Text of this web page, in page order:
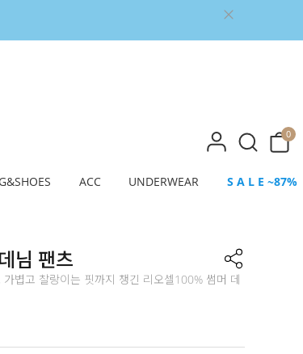
0
ACC UNDERWEAR S A L E ~87%
님 팬츠
볍고 찰랑이는 핏까지 챙긴 리오셀100% 썸머 데